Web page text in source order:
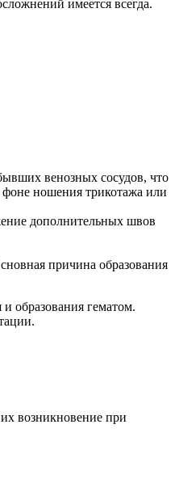
имеется всегда.
венозных сосудов, что
фоне ношения трикотажа или
дополнительных швов
причина образования
образования гематом.
возникновение при